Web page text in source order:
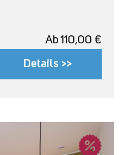
Ab 110,00 €
Details >>